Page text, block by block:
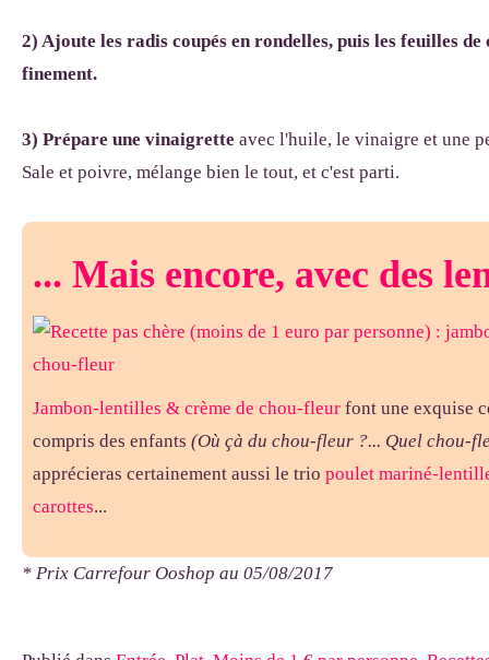
2) Ajoute les radis coupés en rondelles, puis les feuilles de
finement.
3) Prépare une vinaigrette avec l'huile, le vinaigre et une
Sale et poivre, mélange bien le tout, et c'est parti.
... Mais encore, avec des
Jambon-lentilles & crème de chou-fleur font une exquise
compris des enfants (Où çà du chou-fleur ?... Quel chou-
apprécieras certainement aussi le trio poulet mariné-
carottes...
* Prix Carrefour Ooshop au 05/08/2017